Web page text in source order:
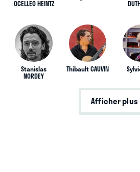
OCELLEO HEINTZ
Stanislas
NORDEY
Thibault CAUVIN
Afficher plus